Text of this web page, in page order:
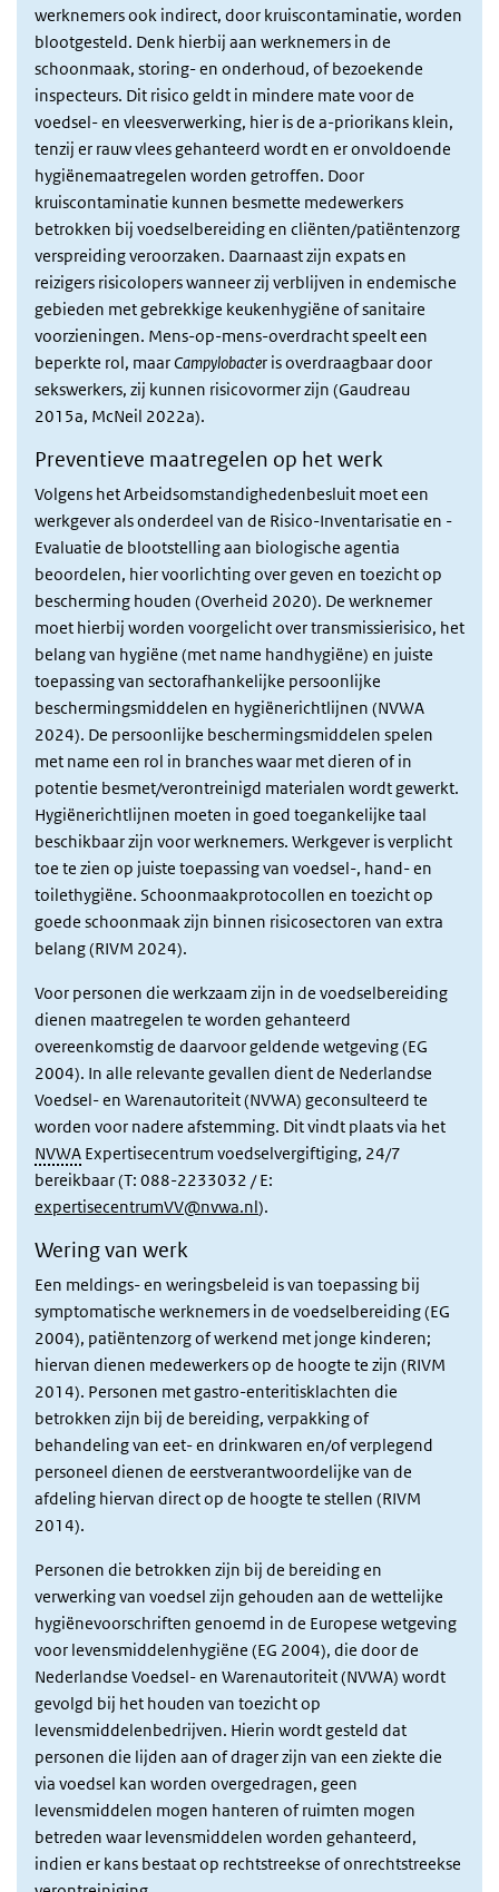
werknemers ook indirect, door kruiscontaminatie, worden
blootgesteld. Denk hierbij aan werknemers in de
schoonmaak, storing- en onderhoud, of bezoekende
inspecteurs. Dit risico geldt in mindere mate voor de
voedsel- en vleesverwerking, hier is de a-priorikans klein,
tenzij er rauw vlees gehanteerd wordt en er onvoldoende
hygiënemaatregelen worden getroffen. Door
kruiscontaminatie kunnen besmette medewerkers
betrokken bij voedselbereiding en cliënten/patiëntenzorg
verspreiding veroorzaken. Daarnaast zijn expats en
reizigers risicolopers wanneer zij verblijven in endemische
gebieden met gebrekkige keukenhygiëne of sanitaire
voorzieningen. Mens-op-mens-overdracht speelt een
beperkte rol, maar Campylobacter is overdraagbaar door
sekswerkers, zij kunnen risicovormer zijn (Gaudreau
2015a, McNeil 2022a).
Preventieve maatregelen op het werk
Volgens het Arbeidsomstandighedenbesluit moet een
werkgever als onderdeel van de Risico-Inventarisatie en -
Evaluatie de blootstelling aan biologische agentia
beoordelen, hier voorlichting over geven en toezicht op
bescherming houden (Overheid 2020). De werknemer
moet hierbij worden voorgelicht over transmissierisico, het
belang van hygiëne (met name handhygiëne) en juiste
toepassing van sectorafhankelijke persoonlijke
beschermingsmiddelen en hygiënerichtlijnen (NVWA
2024). De persoonlijke beschermingsmiddelen spelen
met name een rol in branches waar met dieren of in
potentie besmet/verontreinigd materialen wordt gewerkt.
Hygiënerichtlijnen moeten in goed toegankelijke taal
beschikbaar zijn voor werknemers. Werkgever is verplicht
toe te zien op juiste toepassing van voedsel-, hand- en
toilethygiëne. Schoonmaakprotocollen en toezicht op
goede schoonmaak zijn binnen risicosectoren van extra
belang (RIVM 2024).
Voor personen die werkzaam zijn in de voedselbereiding
dienen maatregelen te worden gehanteerd
overeenkomstig de daarvoor geldende wetgeving (EG
2004). In alle relevante gevallen dient de Nederlandse
Voedsel- en Warenautoriteit (NVWA) geconsulteerd te
worden voor nadere afstemming. Dit vindt plaats via het
NVWA Expertisecentrum voedselvergiftiging, 24/7
bereikbaar (T: 088-2233032 / E:
expertisecentrumVV@nvwa.nl).
Wering van werk
Een meldings- en weringsbeleid is van toepassing bij
symptomatische werknemers in de voedselbereiding (EG
2004), patiëntenzorg of werkend met jonge kinderen;
hiervan dienen medewerkers op de hoogte te zijn (RIVM
2014). Personen met gastro-enteritisklachten die
betrokken zijn bij de bereiding, verpakking of
behandeling van eet- en drinkwaren en/of verplegend
personeel dienen de eerstverantwoordelijke van de
afdeling hiervan direct op de hoogte te stellen (RIVM
2014).
Personen die betrokken zijn bij de bereiding en
verwerking van voedsel zijn gehouden aan de wettelijke
hygiënevoorschriften genoemd in de Europese wetgeving
voor levensmiddelenhygiëne (EG 2004), die door de
Nederlandse Voedsel- en Warenautoriteit (NVWA) wordt
gevolgd bij het houden van toezicht op
levensmiddelenbedrijven. Hierin wordt gesteld dat
personen die lijden aan of drager zijn van een ziekte die
via voedsel kan worden overgedragen, geen
levensmiddelen mogen hanteren of ruimten mogen
betreden waar levensmiddelen worden gehanteerd,
indien er kans bestaat op rechtstreekse of onrechtstreekse